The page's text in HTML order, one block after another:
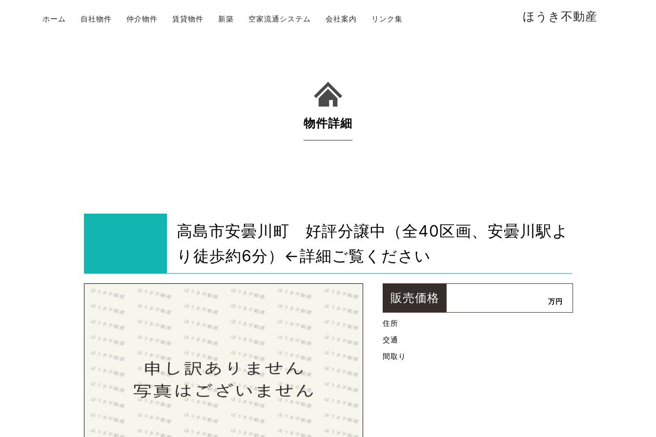
ホーム 自社物件 仲介物件 賃貸物件 新築 空家流通システム 会社案内 リンク集 ほうき不動産
物件詳細
高島市安曇川町 好評分譲中（全40区画、安曇川駅よ
り徒歩約6分）←詳細ご覧ください
販売価格 万円
住所
交通
間取り